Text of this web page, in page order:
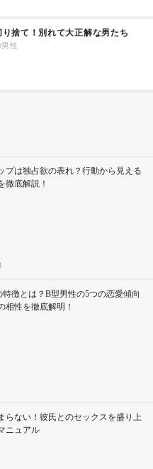
捨て！別れて大正解な男たち
男性
プは独占欲の表れ？行動から見える
徹底解説！
特徴とは？B型男性の5つの恋愛傾向
相性を徹底解明！
らない！彼氏とのセックスを盛り上
ニュアル